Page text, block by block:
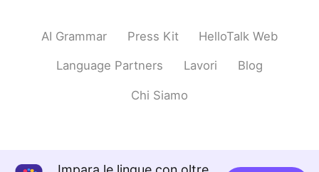
AR EN
AI Grammar Press Kit HelloTalk Web
Language Partners Lavori Blog
Chi Siamo